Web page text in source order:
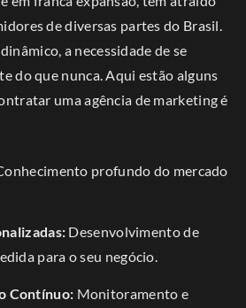
de diversas partes do Brasil.
a necessidade de se
do que nunca. Aqui estão alguns
uma agência de marketing é
profundo do mercado
Desenvolvimento de
para o seu negócio.
Contínuo: Monitoramento e